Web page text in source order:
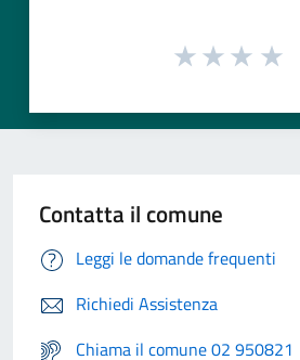
Contatta il comune
Leggi le domande frequenti
Richiedi Assistenza
Chiama il comune 02 950821